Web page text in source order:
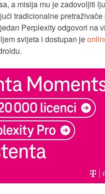
a misija mu je zadovoljiti
tradicionalne pretraživače
Perplexity odgovori na
svijeta i dostupan je